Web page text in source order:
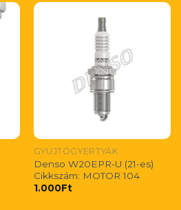
GYÚJTÓGYERTYÁK
Denso W20EPR-U (21-es)
Cikkszám: MOTOR 104
1.000Ft